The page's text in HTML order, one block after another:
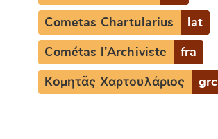
Cometas Chartularius lat
Cométas l'Archiviste fra
Κομητᾶς Χαρτουλάριος grc